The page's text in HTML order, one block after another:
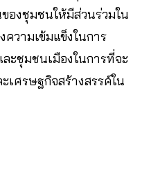
องชุมชนให้มีส่วนร่วมใน
วามเข้มแข็งในการ
ะชุมชนเมืองในการที่จะ
เศรษฐกิจสร้างสรรค์ใน